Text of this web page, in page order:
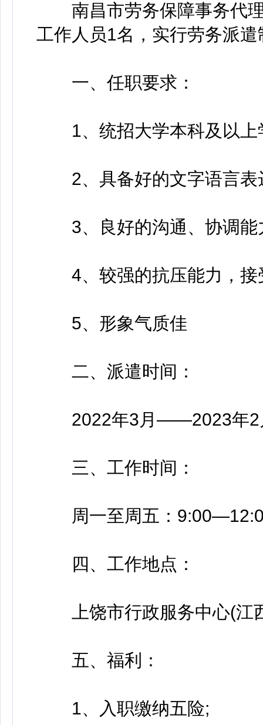
南昌市劳务保障事务代理
工作人员1名，实行劳务派遣
一、任职要求：
1、统招大学本科及以上
2、具备好的文字语言表
3、良好的沟通、协调能
4、较强的抗压能力，接
5、形象气质佳
二、派遣时间：
2022年3月——2023年2
三、工作时间：
周一至周五：
四、工作地点：
上饶市行政服务中心(江
五、福利：
1、入职缴纳五险;